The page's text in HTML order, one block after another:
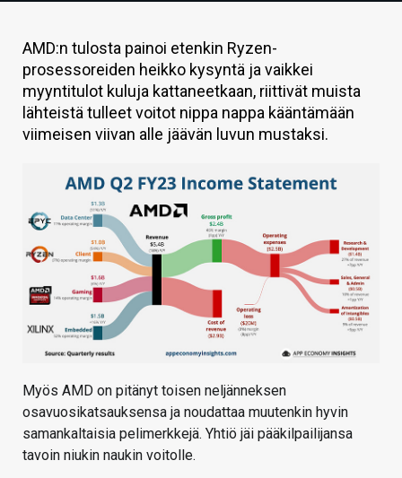
HINTA.FI
KAUPPA
VAIHDA TEEMA
HAKU
AMD:n tulosta painoi etenkin Ryzen-
prosessoreiden heikko kysyntä ja vaikkei
myyntitulot kuluja kattaneetkaan, riittivät muista
lähteistä tulleet voitot nippa nappa kääntämään
viimeisen viivan alle jäävän luvun mustaksi.
Myös AMD on pitänyt toisen neljänneksen
osavuosikatsauksensa ja noudattaa muutenkin hyvin
samankaltaisia pelimerkkejä. Yhtiö jäi pääkilpailijansa
tavoin niukin naukin voitolle.